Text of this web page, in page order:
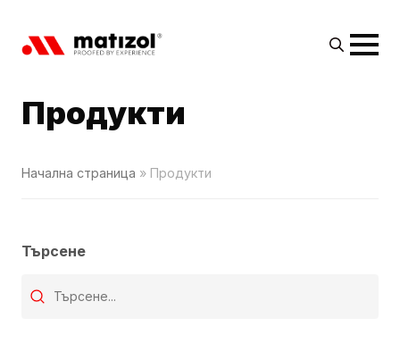
Продукти
Начална страница » Продукти
Търсене
Wyszukaj produkt
Search content